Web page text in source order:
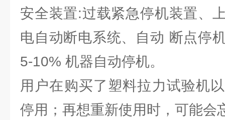
安全装置:过载紧急停机装置、
电自动断电系统、自动 断点停
5-10% 机器自动停机。
用户在购买了塑料拉力试验机
停用；再想重新使用时，可能会